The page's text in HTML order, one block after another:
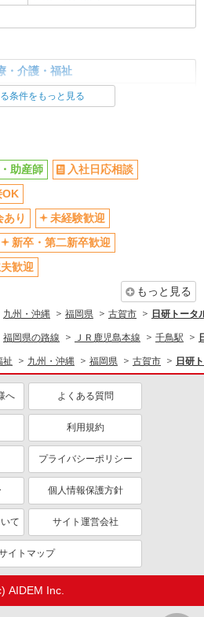
・介護・福祉
助産師
社会保険あり
条件をもっと見る
助産師
入社日応相談
OK
り
未経験歓迎
新卒・第二新卒歓迎
歓迎
もっと見る
九州・沖縄 福岡県 古賀市 日研トータ
福岡県の路線 ＪＲ鹿児島本線 千鳥駅
祉 九州・沖縄 福岡県 古賀市 日研
へ よくある質問
利用規約
プライバシーポリシー
個人情報保護方針
て サイト運営会社
イトマップ
AIDEM Inc.